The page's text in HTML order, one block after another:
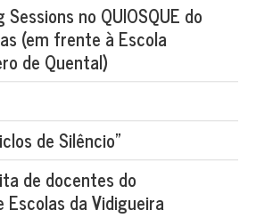
no QUIOSQUE do
(em frente à Escola
de Quental)
de Silêncio"
de docentes do
da Vidigueira